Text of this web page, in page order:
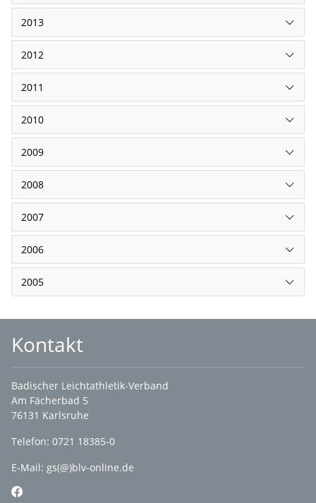
2013
2012
2011
2010
2009
2008
2007
2006
2005
Kontakt
Badischer Leichtathletik-Verband
Am Fächerbad 5
76131 Karlsruhe
Telefon: 0721 18385-0
E-Mail: gs(@)blv-online.de